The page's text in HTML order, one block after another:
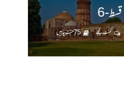
قسط-6
کمنت کیجے 75 منٹ چاہیں